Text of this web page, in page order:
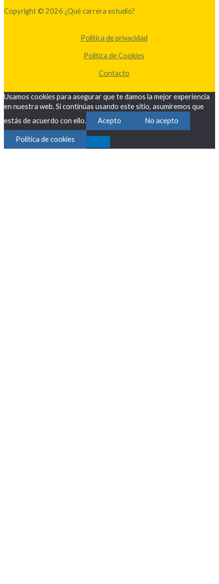
Copyright © 2026 ¿Qué carrera estudio?
Política de privacidad
Política de Cookies
Contacto
Usamos cookies para asegurar que te damos la mejor experiencia
en nuestra web. Si continúas usando este sitio, asumiremos que
estás de acuerdo con ello.
Acepto No acepto
Política de cookies